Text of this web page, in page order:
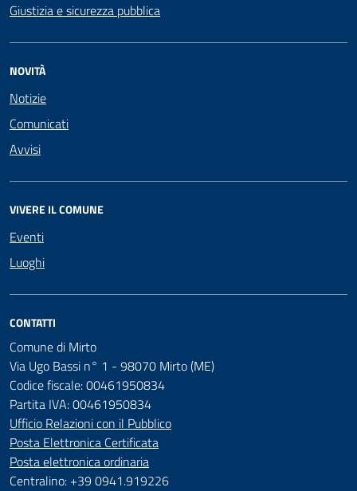
Giustizia e sicurezza pubblica
NOVITÀ
Notizie
Comunicati
Avvisi
VIVERE IL COMUNE
Eventi
Luoghi
CONTATTI
Comune di Mirto
Via Ugo Bassi n° 1 - 98070 Mirto (ME)
Codice fiscale: 00461950834
Partita IVA: 00461950834
Ufficio Relazioni con il Pubblico
Posta Elettronica Certificata
Posta elettronica ordinaria
Centralino: +39 0941.919226